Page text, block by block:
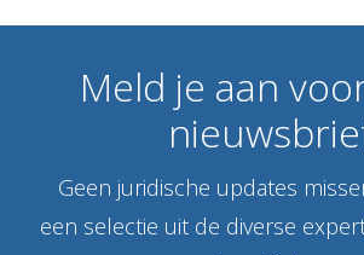
Meld je aan
Geen juridische updates
een selectie uit de diverse